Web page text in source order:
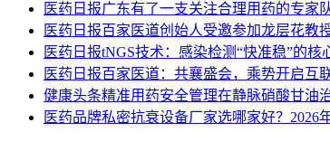
医药日报广东有了一支关注合理用药的专家
医药日报百家医道创始人受邀参加龙层花教
医药日报tNGS技术：感染检测“快准稳”的核
医药日报百家医道：共襄盛会，乘势开启互
健康头条精准用药安全管理在静脉硝酸甘油
医药品牌私密抗衰设备厂家选哪家好？2026